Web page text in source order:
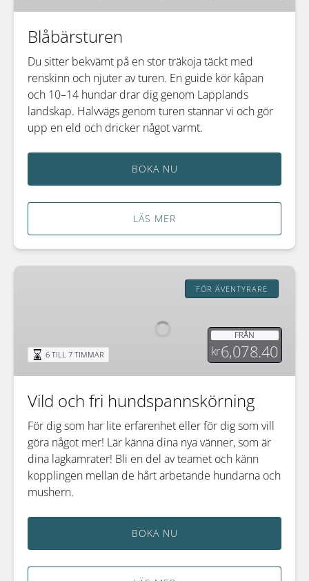
Blåbärsturen
Du sitter bekvämt på en stor träkoja täckt med
renskinn och njuter av turen. En guide kör kåpan
och 10–14 hundar drar dig genom Lapplands
landskap. Halvvägs genom turen stannar vi och gör
upp en eld och dricker något varmt.
BOKA NU
LÄS MER
Vild
FÖR ÄVENTYRARE
FRÅN
kr6,078.40
6 TILL 7 TIMMAR
Vild och fri hundspannskörning
För dig som har lite erfarenhet eller för dig som vill
göra något mer! Lär känna dina nya vänner, som är
dina lagkamrater! Bli en del av teamet och känn
kopplingen mellan de hårt arbetande hundarna och
mushern.
BOKA NU